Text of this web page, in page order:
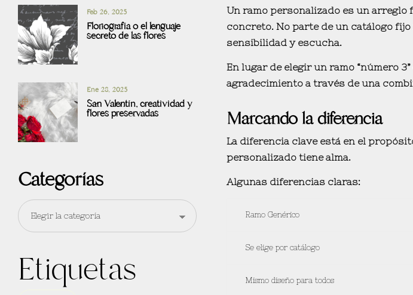
Feb 26, 2025
Floriografía o el lenguaje
secreto de las flores
Ene 28, 2025
San Valentín, creatividad y
flores preservadas
Categorías
Etiquetas
Un ramo personalizado es un arreglo
concreto. No parte de un catálogo
sensibilidad y escucha.
En lugar de elegir un ramo “número
agradecimiento a través de una
Marcando la diferencia
La diferencia clave está en el
personalizado tiene alma.
Algunas diferencias claras:
Ramo Genérico
Se elige por catálogo
Mismo diseño para todos